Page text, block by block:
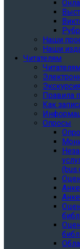
Наши
Наши
Читателям
Читателям
Правила
Как
Опросы